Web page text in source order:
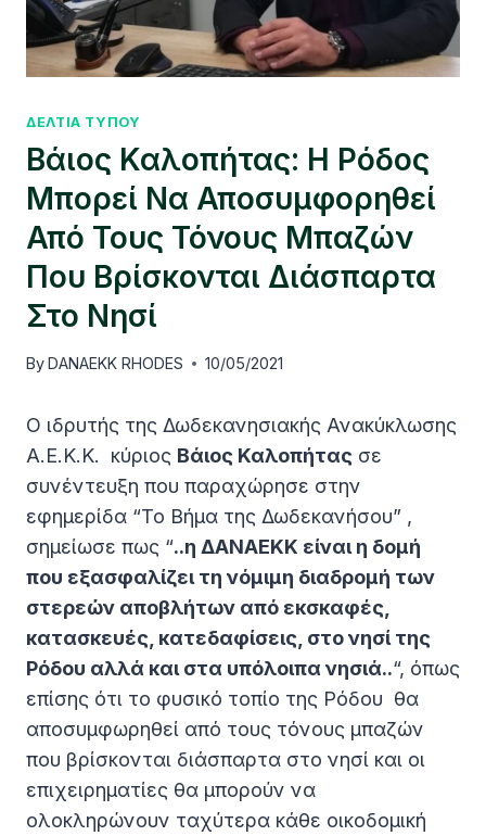
ΔΕΛΤΙΑ ΤΥΠΟΥ
Βάιος Καλοπήτας: Η Ρόδος
Μπορεί Να Αποσυμφορηθεί
Από Τους Τόνους Μπαζών
Που Βρίσκονται Διάσπαρτα
Στο Νησί
ByDANAEKK RHODES 10/05/2021
Ο ιδρυτής της Δωδεκανησιακής Ανακύκλωσης
Α.Ε.Κ.Κ. κύριος Βάιος Καλοπήτας σε
συνέντευξη που παραχώρησε στην
εφημερίδα “Το Βήμα της Δωδεκανήσου” ,
σημείωσε πως “..η ΔΑΝΑΕΚΚ είναι η δομή
που εξασφαλίζει τη νόμιμη διαδρομή των
στερεών αποβλήτων από εκσκαφές,
κατασκευές, κατεδαφίσεις, στο νησί της
Ρόδου αλλά και στα υπόλοιπα νησιά..“, όπως
επίσης ότι το φυσικό τοπίο της Ρόδου θα
αποσυμφωρηθεί από τους τόνους μπαζών
που βρίσκονται διάσπαρτα στο νησί και οι
επιχειρηματίες θα μπορούν να
ολοκληρώνουν ταχύτερα κάθε οικοδομική